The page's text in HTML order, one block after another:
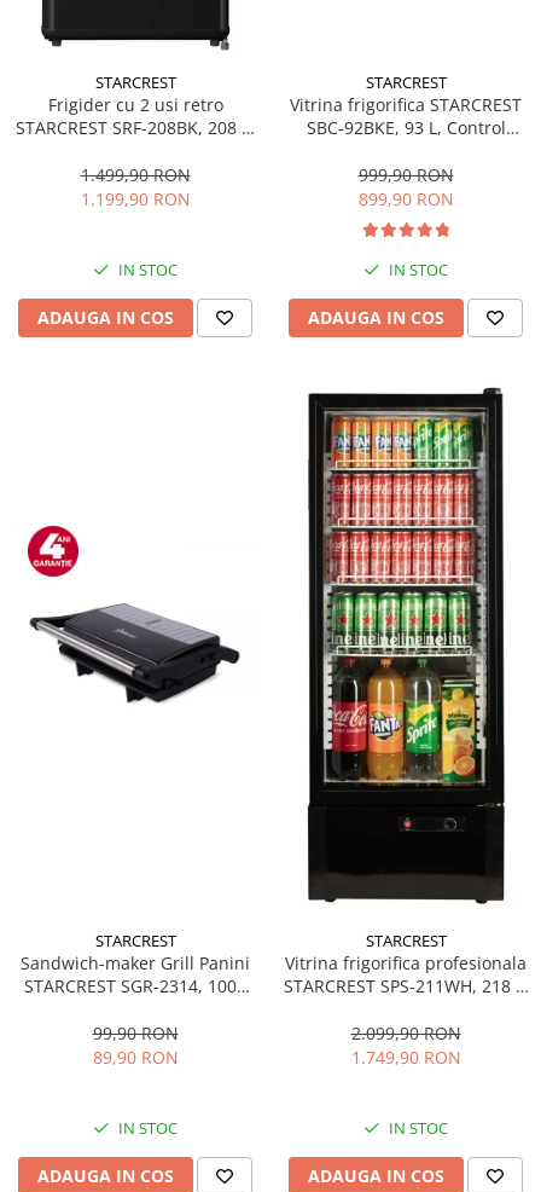
STARCREST
Frigider cu 2 usi retro
STARCREST SRF-208BK, 208 L,
Iluminare LED, Termostat
Reglabil, H 147 cm, Negru
1.499,90 RON
1.199,90 RON
IN STOC
ADAUGA IN COS
STARCREST
Vitrina frigorifica STARCREST
SBC-92BKE, 93 L, Control
83.2 cm, Negru
999,90 RON
899,90 RON
IN STOC
ADAUGA IN COS
STARCREST
Sandwich-maker Grill Panini
STARCREST SGR-2314, 1000
Deschidere 180°, Suprafata
de gatire 23 x 14 cm, Negru
99,90 RON
89,90 RON
IN STOC
ADAUGA IN COS
STARCREST
Vitrina frigorifica profesionala
STARCREST SPS-211WH, 218 L,
LED, H 141 cm, Negru
2.099,90 RON
1.749,90 RON
IN STOC
ADAUGA IN COS